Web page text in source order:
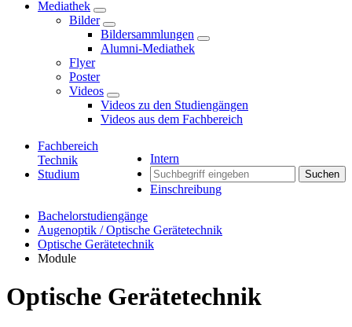
Mediathek
Bilder
Bildersammlungen
Alumni-Mediathek
Flyer
Poster
Videos
Videos zu den Studiengängen
Videos aus dem Fachbereich
Intern
Suchen
Einschreibung
Fachbereich
Technik
Studium
Bachelorstudiengänge
Augenoptik / Optische Gerätetechnik
Optische Gerätetechnik
Module
Optische Gerätetechnik